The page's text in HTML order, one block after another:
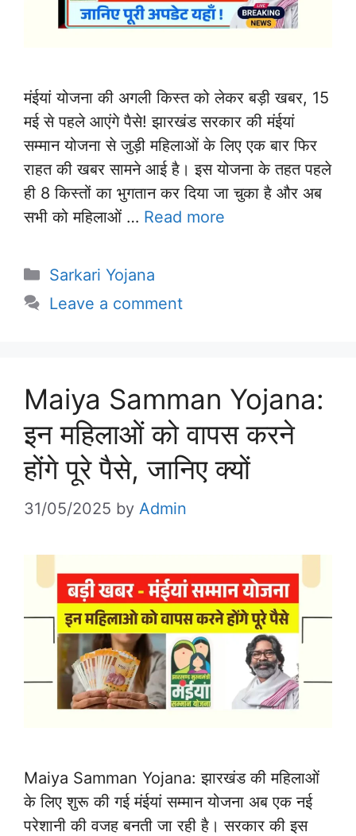
मंईयां योजना की अगली किस्त को लेकर बड़ी खबर, 15
मई से पहले आएंगे पैसे! झारखंड सरकार की मंईयां
सम्मान योजना से जुड़ी महिलाओं के लिए एक बार फिर
राहत की खबर सामने आई है। इस योजना के तहत पहले
ही 8 किस्तों का भुगतान कर दिया जा चुका है और अब
सभी को महिलाओं … Read more
Categories
Sarkari Yojana
Leave a comment
Maiya Samman Yojana:
इन महिलाओं को वापस करने
होंगे पूरे पैसे, जानिए क्यों
31/05/2025 by Admin
Maiya Samman Yojana: झारखंड की महिलाओं
के लिए शुरू की गई मंईयां सम्मान योजना अब एक नई
परेशानी की वजह बनती जा रही है। सरकार की इस